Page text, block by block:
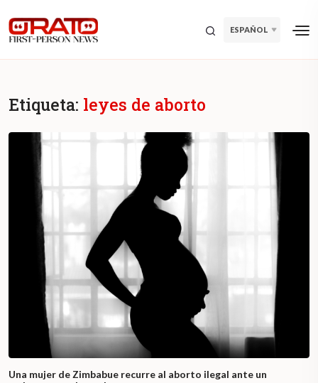
ESPAÑOL
Etiqueta: leyes de aborto
Una mujer de Zimbabue recurre al aborto ilegal ante un